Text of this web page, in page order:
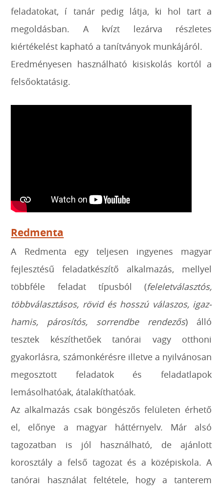
feladatokat, í tanár pedig látja, ki hol tart a
megoldásban. A kvízt lezárva részletes
kiértékelést kapható a tanítványok munkájáról.
Eredményesen használható kisiskolás kortól a
felsőoktatásig.
Redmenta
A Redmenta egy teljesen ingyenes magyar
fejlesztésű feladatkészítő alkalmazás, mellyel
többféle feladat típusból (feleletválasztós,
többválasztásos, rövid és hosszú válaszos, igaz-
hamis, párosítós, sorrendbe rendezős) álló
tesztek készíthetőek tanórai vagy otthoni
gyakorlásra, számonkérésre illetve a nyilvánosan
megosztott feladatok és feladatlapok
lemásolhatóak, átalakíthatóak.
Az alkalmazás csak böngészős felületen érhető
el, előnye a magyar háttérnyelv. Már alsó
tagozatban is jól használható, de ajánlott
korosztály a felső tagozat és a középiskola. A
tanórai használat feltétele, hogy a tanterem